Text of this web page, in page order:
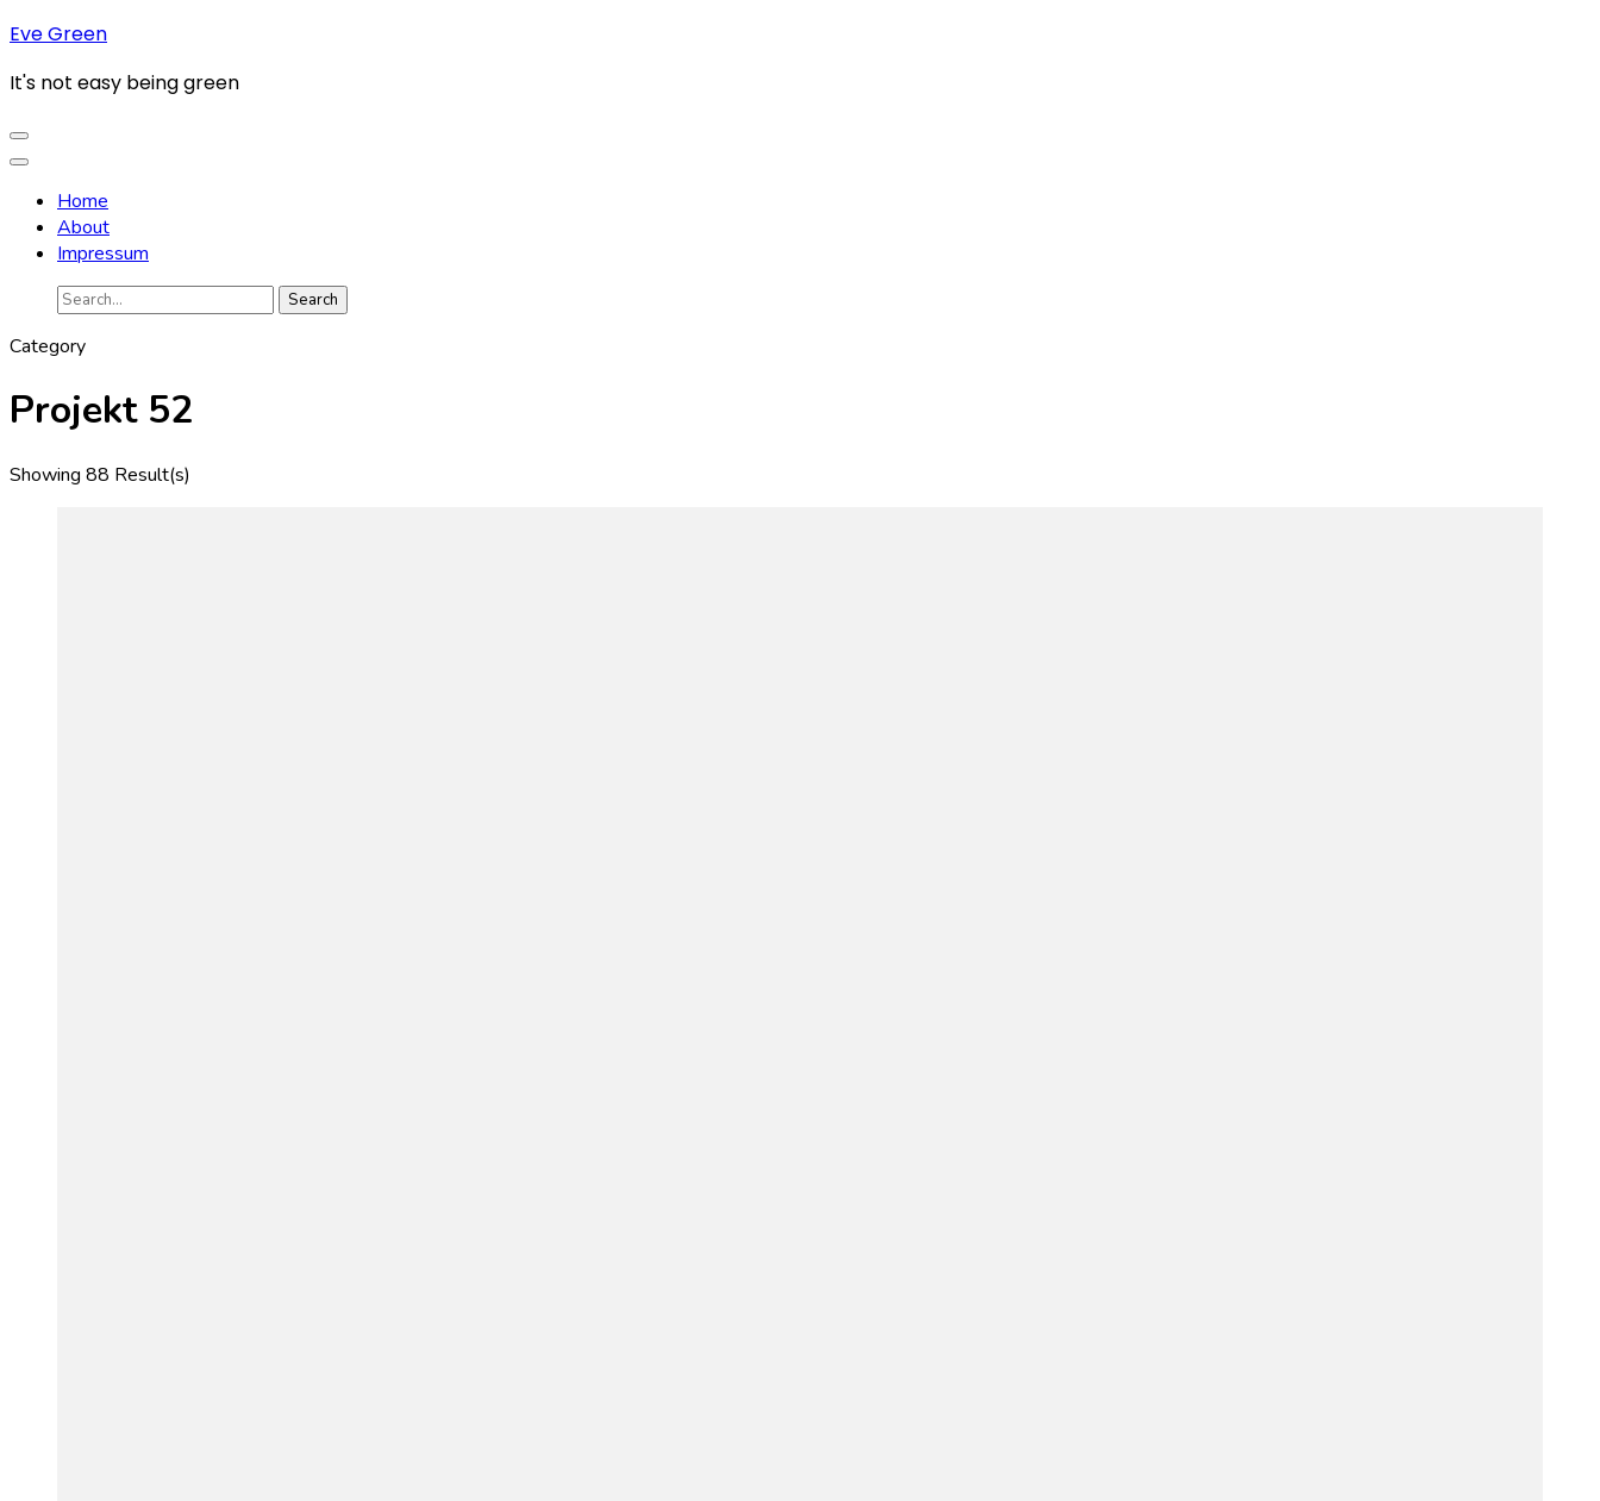
Skip
content
Enter)
Eve Green
It's not easy being green
Home
About
Impressum
Search
Category
Projekt 52
Showing 88 Result(s)